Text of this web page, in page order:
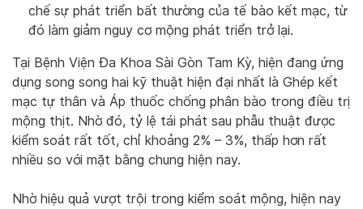
chế sự phát triển bất thường của tế bào kết mạc, từ
đó làm giảm nguy cơ mộng phát triển trở lại.
Tại Bệnh Viện Đa Khoa Sài Gòn Tam Kỳ, hiện đang ứng
dụng song song hai kỹ thuật hiện đại nhất là Ghép kết
mạc tự thân và Áp thuốc chống phân bào trong điều trị
mộng thịt. Nhờ đó, tỷ lệ tái phát sau phẫu thuật được
kiểm soát rất tốt, chỉ khoảng 2% – 3%, thấp hơn rất
nhiều so với mặt bằng chung hiện nay.
Nhờ hiệu quả vượt trội trong kiểm soát mộng, hiện nay